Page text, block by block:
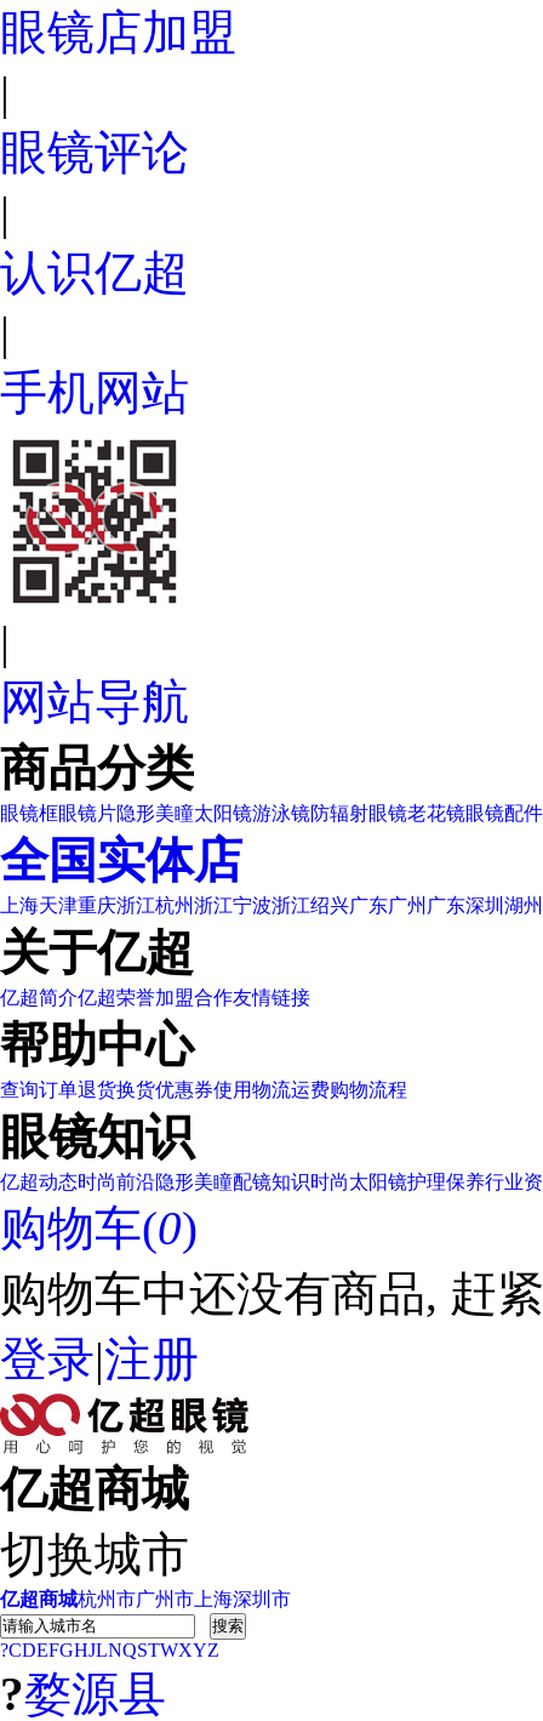
眼镜店加盟
|
眼镜评论
|
认识亿超
|
手机网站
|
网站导航
商品分类
眼镜框眼镜片隐形美瞳太阳镜游泳镜防辐射眼镜老花镜眼镜配件
全国实体店
上海天津重庆浙江杭州浙江宁波浙江绍兴广东广州 广东深圳 湖
关于亿超
亿超简介亿超荣誉加盟合作友情链接
帮助中心
查询订单退货换货优惠券使用物流运费购物流程
眼镜知识
亿超动态时尚前沿隐形美瞳配镜知识时尚太阳镜护理保养行业
购物车(0)
购物车中还没有商品, 赶
登录|注册
亿超商城
切换城市
亿超商城杭州市广州市 上海深圳市
搜索
?CDEFGHJLNQSTWXYZ
?婺源县